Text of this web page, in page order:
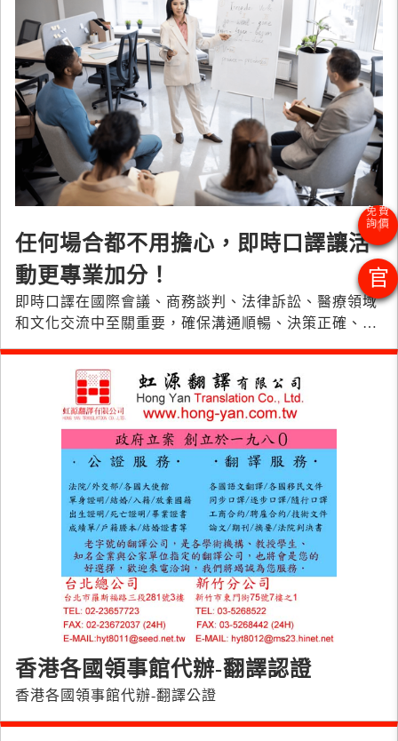
任何場合都不用擔心，即時口譯讓活
動更專業加分！
即時口譯在國際會議、商務談判、法律訴訟、醫療領域
和文化交流中至關重要，確保溝通順暢、決策正確、效
香港各國領事館代辦-翻譯認證
香港各國領事館代辦-翻譯公證
官